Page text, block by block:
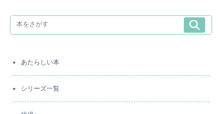
あたらしい本
シリーズ一覧